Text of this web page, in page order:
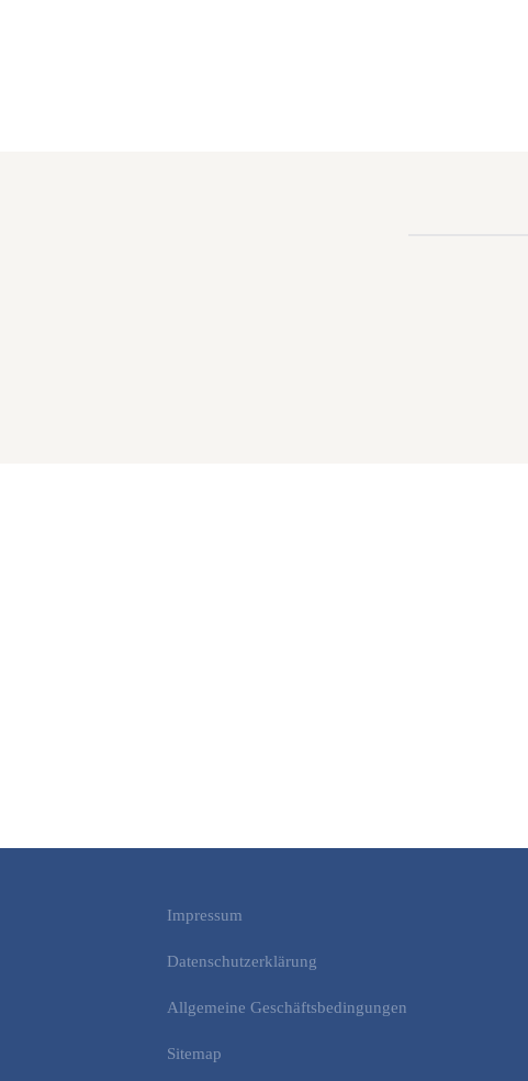
Impressum
Datenschutzerklärung
Allgemeine Geschäftsbedingungen
Sitemap